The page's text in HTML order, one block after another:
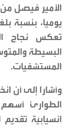
تعكس نجاح
البسيطة
المستشفيات.
وأشارا إلى أن
الطوارئ
انسيابية